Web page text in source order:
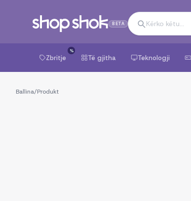
BETA
Zbritje
%
Të gjitha Teknologji
Ballina/Produkt